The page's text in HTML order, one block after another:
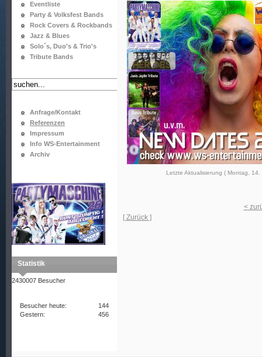
Eventliste
Party & Volksfest Bands
Rock Covers & Rockbands
Jazz & Blues
Solo´s, Duo's & Trio's
Tribute Bands
Anfrage/Kontakt
Referenzen
Impressum
Info WS-Entertainment
Archiv
Statistik
2430007 Besucher
Besucher heute:
144
Gestern:
456
Letzte Aktualisierung ( Montag, 14.
<
[ Zurück ]